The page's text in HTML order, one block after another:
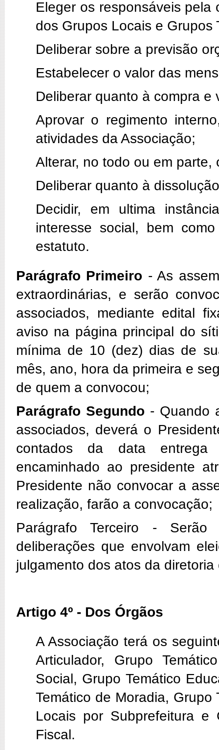
Eleger os responsáveis
dos Grupos Locais e Grupos
Deliberar sobre a previsão
Estabelecer o valor das
Deliberar quanto à compra e
Aprovar o regimento
atividades da Associação;
Alterar, no todo ou em
Deliberar quanto à
Decidir, em ultima
interesse social, bem
estatuto.
Parágrafo Primeiro - As
extraordinárias, e serão
associados, mediante edital
aviso na página principal do
mínima de 10 (dez) dias de
mês, ano, hora da primeira e
de quem a convocou;
Parágrafo Segundo - Quando
associados, deverá o
contados da data
encaminhado ao presidente
Presidente não convocar a
realização, farão a convocação;
Parágrafo Terceiro -
deliberações que envolvam
julgamento dos atos da
Artigo 4º - Dos Órgãos
A Associação terá os
Articulador, Grupo
Social, Grupo Temático
Temático de Moradia,
Locais por Subprefeitura e
Fiscal.